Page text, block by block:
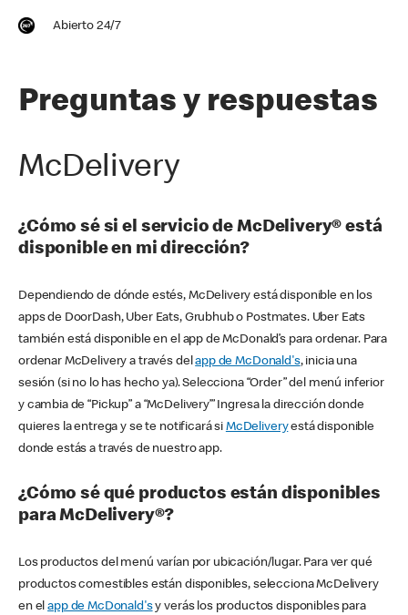
Abierto 24/7
Preguntas y respuestas
McDelivery
¿Cómo sé si el servicio de McDelivery® está
disponible en mi dirección?
Dependiendo de dónde estés, McDelivery está disponible en los
apps de DoorDash, Uber Eats, Grubhub o Postmates. Uber Eats
también está disponible en el app de McDonald’s para ordenar. Para
ordenar McDelivery a través delapp de McDonald's, inicia una
sesión (si no lo has hecho ya). Selecciona “Order” del menú inferior
y cambia de “Pickup” a “McDelivery’” Ingresa la dirección donde
quieres la entrega y se te notificará si McDeliveryestá disponible
donde estás a través de nuestro app.
¿Cómo sé qué productos están disponibles
para McDelivery®?
Los productos del menú varían por ubicación/lugar. Para ver qué
productos comestibles están disponibles, selecciona McDelivery
en elapp de McDonald'sy verás los productos disponibles para